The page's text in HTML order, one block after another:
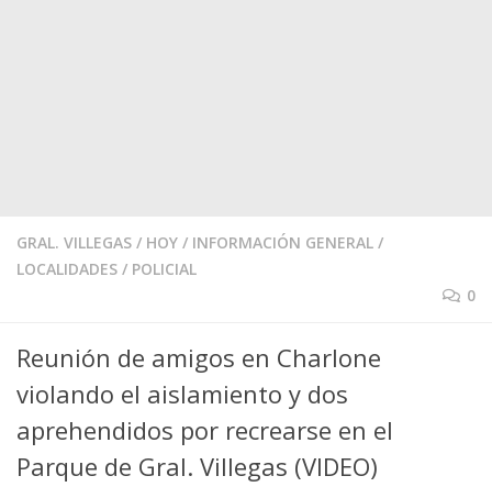
GRAL. VILLEGAS / HOY / INFORMACIÓN GENERAL /
LOCALIDADES / POLICIAL
0
Reunión de amigos en Charlone
violando el aislamiento y dos
aprehendidos por recrearse en el
Parque de Gral. Villegas (VIDEO)